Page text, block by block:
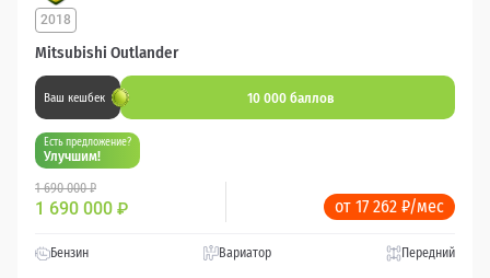
Mitsubishi Outlander
2018
Ваш кешбек 10 000 баллов
Есть предложение?
Улучшим!
1 690 000 ₽
1 690 000 ₽ от 17 262 ₽/мес
Бензин Вариатор Передний